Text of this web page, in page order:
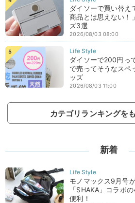
ダイソーで買い替え
商品とは思えない！
ズ3選
2026/08/03 08:00
ダイソーで200円っ
で売ってそうなス
ッズ
2026/08/03 11:00
カテゴリランキングを
新着
モノマックス9月号
「SHAKA」コラボ
便利！